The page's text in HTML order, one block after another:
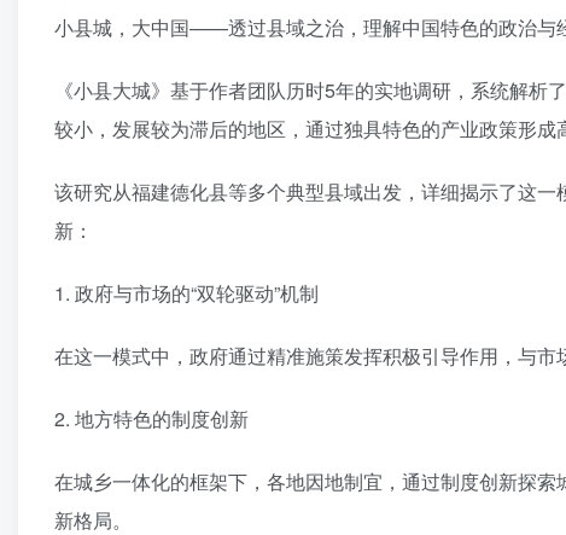
小县城，大中国——透过县域之治，理解中国特色的政治与
《小县大城》基于作者团队历时5年的实地调研，系统解
较小，发展较为滞后的地区，通过独具特色的产业政策形成
该研究从福建德化县等多个典型县域出发，详细揭示了这
新：
1. 政府与市场的“双轮驱动”机制
在这一模式中，政府通过精准施策发挥积极引导作用，与
2. 地方特色的制度创新
在城乡一体化的框架下，各地因地制宜，通过制度创新探
新格局。